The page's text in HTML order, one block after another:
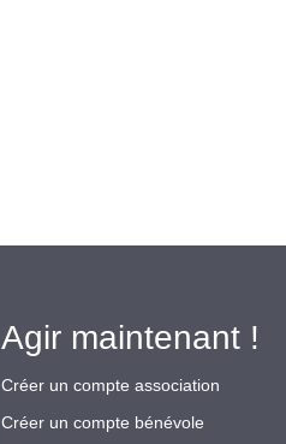
Agir maintenant !
Créer un compte association
Créer un compte bénévole